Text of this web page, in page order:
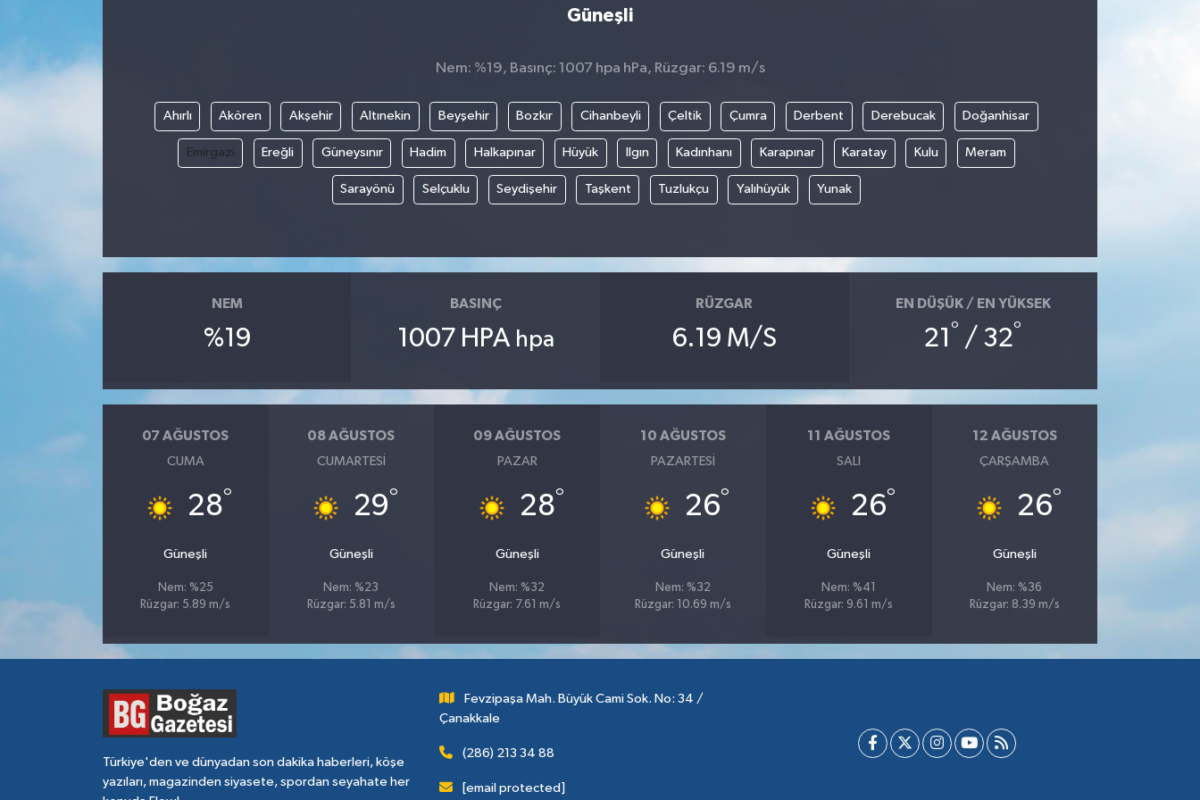
Güneşli
Nem: %19, Basınç: 1007 hpa hPa, Rüzgar: 6.19 m/s
Ahırlı Akören Akşehir Altınekin Beyşehir Bozkır Cihanbeyli Çeltik Çumra Derbent Derebucak Doğanhisar
Emirgazi Ereğli Güneysınır Hadim Halkapınar Hüyük Ilgın Kadınhanı Karapınar Karatay Kulu Meram
Sarayönü Selçuklu Seydişehir Taşkent Tuzlukçu Yalıhüyük Yunak
NEM
%19
BASINÇ
1007 HPA hpa
RÜZGAR
6.19 M/S
EN DÜŞÜK / EN YÜKSEK
21 ° / 32°
07 AĞUSTOS
CUMA
28°
Güneşli
Nem: %25
Rüzgar: 5.89 m/s
08 AĞUSTOS
CUMARTESI
29°
Güneşli
Nem: %23
Rüzgar: 5.81 m/s
09 AĞUSTOS
PAZAR
28°
Güneşli
Nem: %32
Rüzgar: 7.61 m/s
10 AĞUSTOS
PAZARTESI
26°
Güneşli
Nem: %32
Rüzgar: 10.69 m/s
11 AĞUSTOS
SALI
26°
Güneşli
Nem: %41
Rüzgar: 9.61 m/s
12 AĞUSTOS
ÇARŞAMBA
26°
Güneşli
Nem: %36
Rüzgar: 8.39 m/s
Türkiye'den ve dünyadan son dakika haberleri, köşe
yazıları, magazinden siyasete, spordan seyahate her
Fevzipaşa Mah. Büyük Cami Sok. No: 34 /
Çanakkale
(286) 213 34 88
[email protected]